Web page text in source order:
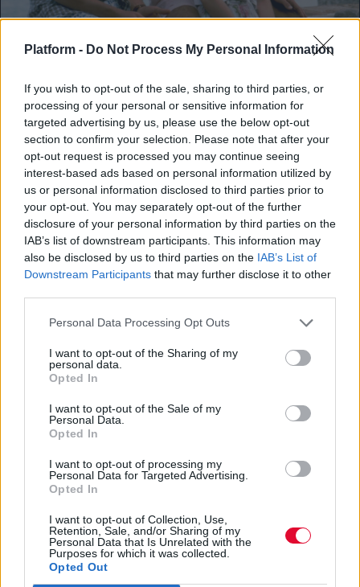
Platform - Do Not Process My Personal Information
If you wish to opt-out of the sale, sharing to third parties, or
processing of your personal or sensitive information for
targeted advertising by us, please use the below opt-out
section to confirm your selection. Please note that after your
opt-out request is processed you may continue seeing
interest-based ads based on personal information utilized by
us or personal information disclosed to third parties prior to
your opt-out. You may separately opt-out of the further
disclosure of your personal information by third parties on the
IAB’s list of downstream participants. This information may
also be disclosed by us to third parties on the IAB’s List of
Downstream Participants that may further disclose it to other
Personal Data Processing Opt Outs
I want to opt-out of the Sharing of my
personal data.
Opted In
I want to opt-out of the Sale of my
Personal Data.
Opted In
I want to opt-out of processing my
Personal Data for Targeted Advertising.
Opted In
I want to opt-out of Collection, Use,
Retention, Sale, and/or Sharing of my
Personal Data that Is Unrelated with the
Purposes for which it was collected.
Opted Out
SCREENS
8 ταινίες που θυμίζουν καλοκαίρι και μας
βάζουν σε mood διακοπών
Ευκαιρία να βάλουμε το ρομάντζο (και τη
φιλία) στη ζωή μας.
Κλέλια Φατούρου
SCREENS
Ted Lasso: Το μόνο comeback που
χωράει στις διακοπές σου – σήμερα
κιόλας!